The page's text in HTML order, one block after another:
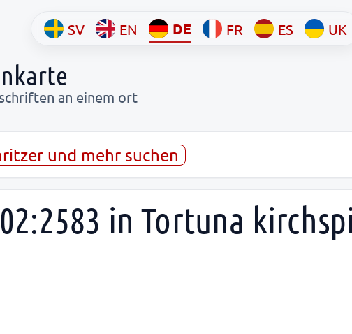
SV EN DE FR ES UK
an einem ort
und mehr suchen
in Tortuna